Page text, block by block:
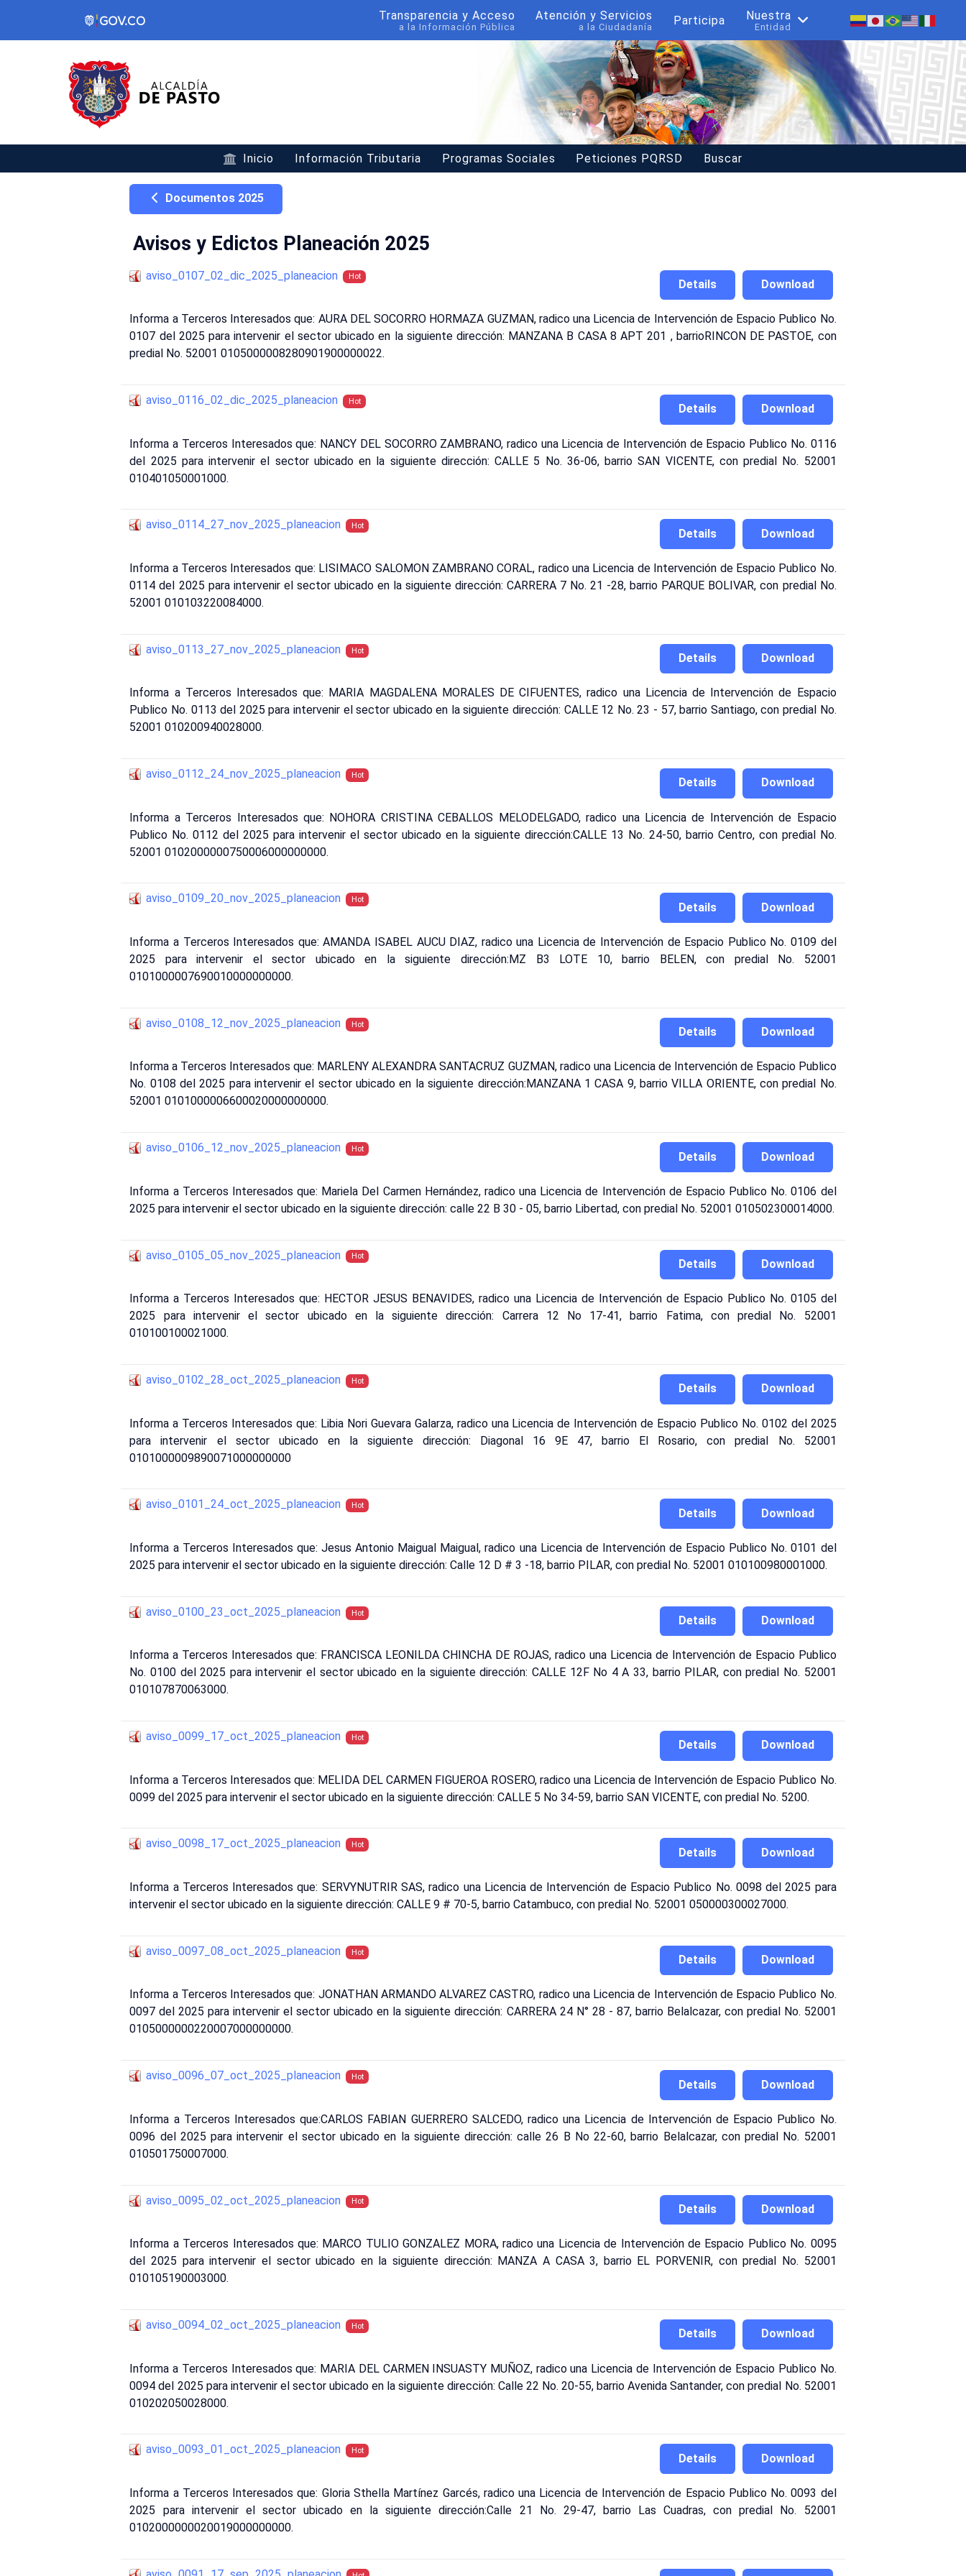
Transparencia y Acceso
a la Información Pública
Atención y Servicios
a la Ciudadanía Participa Nuestra
Entidad
Inicio Información Tributaria Programas Sociales Peticiones PQRSD Buscar
Documentos 2025
Avisos y Edictos Planeación 2025
aviso_0107_02_dic_2025_planeacion Hot
Download
Details
Informa a Terceros Interesados que: AURA DEL SOCORRO HORMAZA GUZMAN, radico una Licencia de Intervención de Espacio Publico No.
0107 del 2025 para intervenir el sector ubicado en la siguiente dirección: MANZANA B CASA 8 APT 201 , barrioRINCON DE PASTOE, con
predial No. 52001 0105000008280901900000022.
aviso_0116_02_dic_2025_planeacion Hot
Download
Details
Informa a Terceros Interesados que: NANCY DEL SOCORRO ZAMBRANO, radico una Licencia de Intervención de Espacio Publico No. 0116
del 2025 para intervenir el sector ubicado en la siguiente dirección: CALLE 5 No. 36-06, barrio SAN VICENTE, con predial No. 52001
010401050001000.
aviso_0114_27_nov_2025_planeacion Hot
Download
Details
Informa a Terceros Interesados que: LISIMACO SALOMON ZAMBRANO CORAL, radico una Licencia de Intervención de Espacio Publico No.
0114 del 2025 para intervenir el sector ubicado en la siguiente dirección: CARRERA 7 No. 21 -28, barrio PARQUE BOLIVAR, con predial No.
52001 010103220084000.
aviso_0113_27_nov_2025_planeacion Hot
Download
Details
Informa a Terceros Interesados que: MARIA MAGDALENA MORALES DE CIFUENTES, radico una Licencia de Intervención de Espacio
Publico No. 0113 del 2025 para intervenir el sector ubicado en la siguiente dirección: CALLE 12 No. 23 - 57, barrio Santiago, con predial No.
52001 010200940028000.
aviso_0112_24_nov_2025_planeacion Hot
Download
Details
Informa a Terceros Interesados que: NOHORA CRISTINA CEBALLOS MELODELGADO, radico una Licencia de Intervención de Espacio
Publico No. 0112 del 2025 para intervenir el sector ubicado en la siguiente dirección:CALLE 13 No. 24-50, barrio Centro, con predial No.
52001 0102000000750006000000000.
aviso_0109_20_nov_2025_planeacion Hot
Download
Details
Informa a Terceros Interesados que: AMANDA ISABEL AUCU DIAZ, radico una Licencia de Intervención de Espacio Publico No. 0109 del
2025 para intervenir el sector ubicado en la siguiente dirección:MZ B3 LOTE 10, barrio BELEN, con predial No. 52001
0101000007690010000000000.
aviso_0108_12_nov_2025_planeacion Hot
Download
Details
Informa a Terceros Interesados que: MARLENY ALEXANDRA SANTACRUZ GUZMAN, radico una Licencia de Intervención de Espacio Publico
No. 0108 del 2025 para intervenir el sector ubicado en la siguiente dirección:MANZANA 1 CASA 9, barrio VILLA ORIENTE, con predial No.
52001 0101000006600020000000000.
aviso_0106_12_nov_2025_planeacion Hot
Download
Details
Informa a Terceros Interesados que: Mariela Del Carmen Hernández, radico una Licencia de Intervención de Espacio Publico No. 0106 del
2025 para intervenir el sector ubicado en la siguiente dirección: calle 22 B 30 - 05, barrio Libertad, con predial No. 52001 010502300014000.
aviso_0105_05_nov_2025_planeacion Hot
Download
Details
Informa a Terceros Interesados que: HECTOR JESUS BENAVIDES, radico una Licencia de Intervención de Espacio Publico No. 0105 del
2025 para intervenir el sector ubicado en la siguiente dirección: Carrera 12 No 17-41, barrio Fatima, con predial No. 52001
010100100021000.
aviso_0102_28_oct_2025_planeacion Hot
Download
Details
Informa a Terceros Interesados que: Libia Nori Guevara Galarza, radico una Licencia de Intervención de Espacio Publico No. 0102 del 2025
para intervenir el sector ubicado en la siguiente dirección: Diagonal 16 9E 47, barrio El Rosario, con predial No. 52001
0101000009890071000000000
aviso_0101_24_oct_2025_planeacion Hot
Download
Details
Informa a Terceros Interesados que: Jesus Antonio Maigual Maigual, radico una Licencia de Intervención de Espacio Publico No. 0101 del
2025 para intervenir el sector ubicado en la siguiente dirección: Calle 12 D # 3 -18, barrio PILAR, con predial No. 52001 010100980001000.
aviso_0100_23_oct_2025_planeacion Hot
Download
Details
Informa a Terceros Interesados que: FRANCISCA LEONILDA CHINCHA DE ROJAS, radico una Licencia de Intervención de Espacio Publico
No. 0100 del 2025 para intervenir el sector ubicado en la siguiente dirección: CALLE 12F No 4 A 33, barrio PILAR, con predial No. 52001
010107870063000.
aviso_0099_17_oct_2025_planeacion Hot
Download
Details
Informa a Terceros Interesados que: MELIDA DEL CARMEN FIGUEROA ROSERO, radico una Licencia de Intervención de Espacio Publico No.
0099 del 2025 para intervenir el sector ubicado en la siguiente dirección: CALLE 5 No 34-59, barrio SAN VICENTE, con predial No. 5200.
aviso_0098_17_oct_2025_planeacion Hot
Download
Details
Informa a Terceros Interesados que: SERVYNUTRIR SAS, radico una Licencia de Intervención de Espacio Publico No. 0098 del 2025 para
intervenir el sector ubicado en la siguiente dirección: CALLE 9 # 70-5, barrio Catambuco, con predial No. 52001 050000300027000.
aviso_0097_08_oct_2025_planeacion Hot
Download
Details
Informa a Terceros Interesados que: JONATHAN ARMANDO ALVAREZ CASTRO, radico una Licencia de Intervención de Espacio Publico No.
0097 del 2025 para intervenir el sector ubicado en la siguiente dirección: CARRERA 24 N° 28 - 87, barrio Belalcazar, con predial No. 52001
0105000000220007000000000.
aviso_0096_07_oct_2025_planeacion Hot
Download
Details
Informa a Terceros Interesados que:CARLOS FABIAN GUERRERO SALCEDO, radico una Licencia de Intervención de Espacio Publico No.
0096 del 2025 para intervenir el sector ubicado en la siguiente dirección: calle 26 B No 22-60, barrio Belalcazar, con predial No. 52001
010501750007000.
aviso_0095_02_oct_2025_planeacion Hot
Download
Details
Informa a Terceros Interesados que: MARCO TULIO GONZALEZ MORA, radico una Licencia de Intervención de Espacio Publico No. 0095
del 2025 para intervenir el sector ubicado en la siguiente dirección: MANZA A CASA 3, barrio EL PORVENIR, con predial No. 52001
010105190003000.
aviso_0094_02_oct_2025_planeacion Hot
Download
Details
Informa a Terceros Interesados que: MARIA DEL CARMEN INSUASTY MUÑOZ, radico una Licencia de Intervención de Espacio Publico No.
0094 del 2025 para intervenir el sector ubicado en la siguiente dirección: Calle 22 No. 20-55, barrio Avenida Santander, con predial No. 52001
010202050028000.
aviso_0093_01_oct_2025_planeacion Hot
Download
Details
Informa a Terceros Interesados que: Gloria Sthella Martínez Garcés, radico una Licencia de Intervención de Espacio Publico No. 0093 del
2025 para intervenir el sector ubicado en la siguiente dirección:Calle 21 No. 29-47, barrio Las Cuadras, con predial No. 52001
0102000000020019000000000.